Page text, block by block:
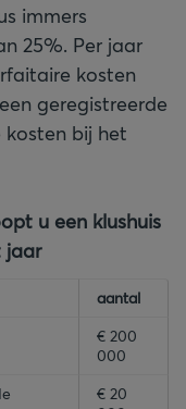
immers
25%. Per jaar
kosten
geregistreerde
kosten bij het
u een klushuis
jaar
aantal
€ 200
000
€ 20